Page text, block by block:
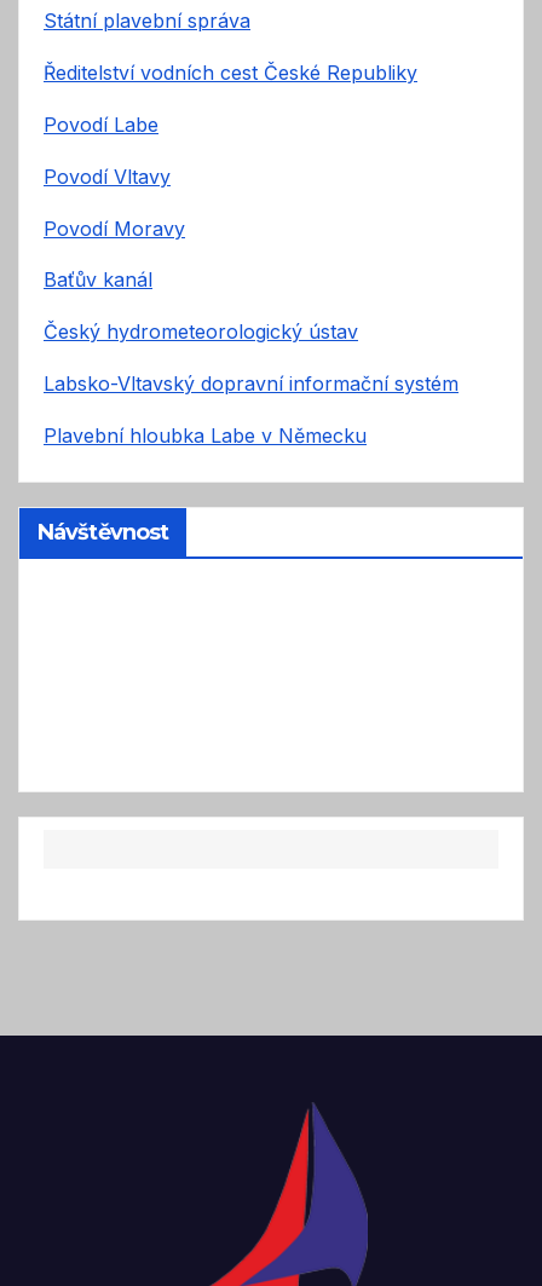
Státní plavební správa
Ředitelství vodních cest České Republiky
Povodí Labe
Povodí Vltavy
Povodí Moravy
Baťův kanál
Český hydrometeorologický ústav
Labsko-Vltavský dopravní informační systém
Plavební hloubka Labe v Německu
Návštěvnost